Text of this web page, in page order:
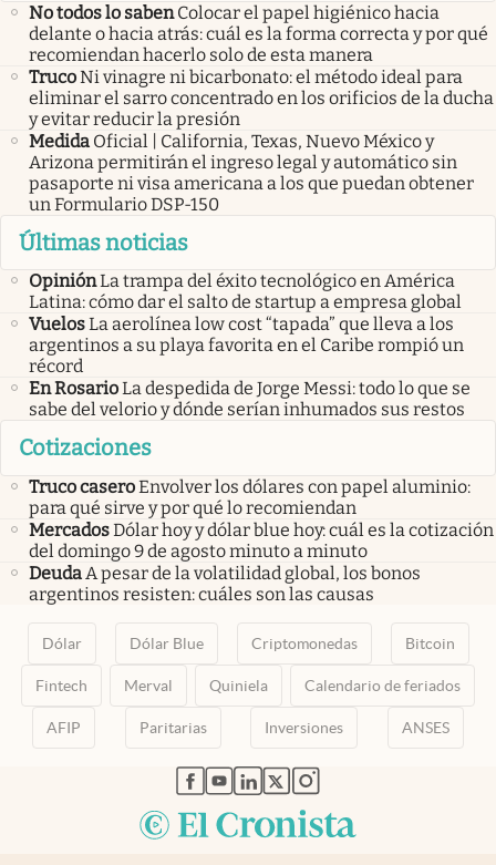
No todos lo saben Colocar el papel higiénico hacia
delante o hacia atrás: cuál es la forma correcta y por qué
recomiendan hacerlo solo de esta manera
TrucoNi vinagre ni bicarbonato: el método ideal para
eliminar el sarro concentrado en los orificios de la ducha
y evitar reducir la presión
Medida Oficial | California, Texas, Nuevo México y
Arizona permitirán el ingreso legal y automático sin
pasaporte ni visa americana a los que puedan obtener
un Formulario DSP-150
Últimas noticias
OpiniónLa trampa del éxito tecnológico en América
Latina: cómo dar el salto de startup a empresa global
VuelosLa aerolínea low cost “tapada” que lleva a los
argentinos a su playa favorita en el Caribe rompió un
récord
En RosarioLa despedida de Jorge Messi: todo lo que se
sabe del velorio y dónde serían inhumados sus restos
Cotizaciones
Truco caseroEnvolver los dólares con papel aluminio:
para qué sirve y por qué lo recomiendan
MercadosDólar hoy y dólar blue hoy: cuál es la cotización
del domingo 9 de agosto minuto a minuto
Deuda A pesar de la volatilidad global, los bonos
argentinos resisten: cuáles son las causas
Dólar Dólar Blue Criptomonedas Bitcoin
Fintech Merval Quiniela Calendario de feriados
AFIP Paritarias Inversiones ANSES
abre en nueva pestaña
abre en nueva pestaña
abre en nueva pestaña
abre en nueva pestaña
abre en nueva pestaña